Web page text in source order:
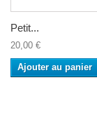
Petit...
20,00 €
Ajouter au panier